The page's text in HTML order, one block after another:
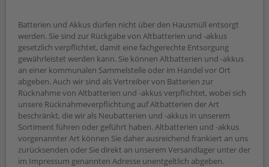
Batterien und Akkus dürfen nicht über den Hausmüll entsorgt
werden. Sie sind zur Rückgabe von Altbatterien und -akkus
gesetzlich verpflichtet, damit eine fachgerechte Entsorgung
gewährleistet werden kann. Sie können Altbatterien und -akkus
an einer kommunalen Sammelstelle oder im Handel vor Ort
abgeben. Auch wir sind als Vertreiber von Batterien zur
Rücknahme von Altbatterien und -akkus verpflichtet, wobei sich
unsere Rücknahmeverpflichtung auf Altbatterien der Art
beschränkt, die wir als Neubatterien und -akkus in unserem
Sortiment führen oder geführt haben. Altbatterien und -akkus
vorgenannter Art können Sie daher ausreichend frankiert an uns
zurücksenden oder Sie direkt an unserem Versandlager unter der
im Impressum genannten Adresse unentgeltlich abgeben.